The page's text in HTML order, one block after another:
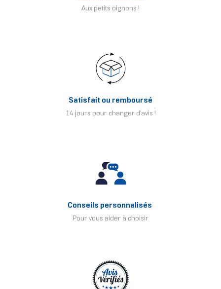
Aux petits oignons !
Satisfait ou remboursé
14 jours pour changer d'avis !
Conseils personnalisés
Pour vous aider à choisir